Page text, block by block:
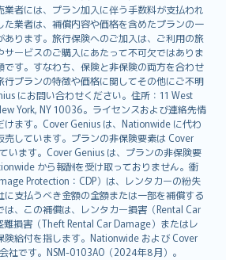
業者には、プラン加入に伴う手数料が支払われ
た業者は、補償内容や価格を含めたプランの一
あります。旅行保険へのご加入は、ご利用の旅
ービスのご購入にあたって不可欠ではありま
です。すなわち、保険と非保険の両方を合わせ
行プランの特徴や価格に関してその他にご不明
にお問い合わせください。住所：11 West
York, NY 10036。ライセンスおよび連絡先情
けます。Cover Genius は、Nationwide に代わ
売しています。プランの非保険要素は Cover
います。Cover Genius は、プランの非保険要
から報酬を受け取っておりません。衝
Protection：CDP）は、レンタカーの紛失
支払うべき金額の全額または一部を補償する
は、この補償は、レンタカー損害（Rental Car
損害（Theft Rental Car Damage）またはレ
険給付を指します。Nationwide および Cover
社です。NSM-0103AO（2024年8月）。